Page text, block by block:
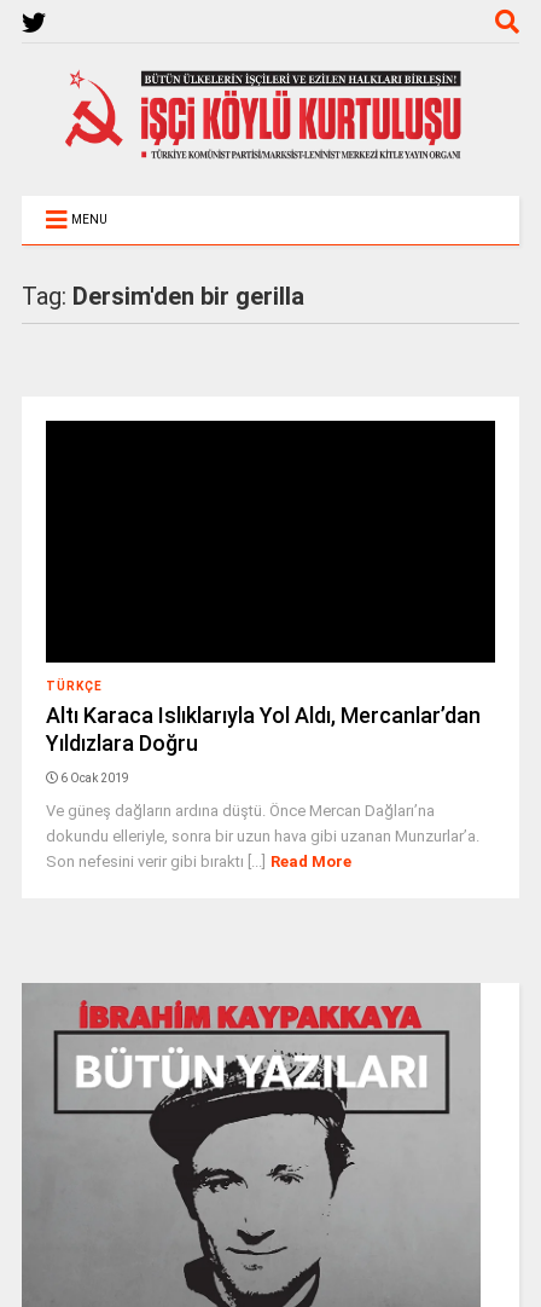
MENU
Tag: Dersim'den bir gerilla
TÜRKÇE
Altı Karaca Islıklarıyla Yol Aldı, Mercanlar’dan
Yıldızlara Doğru
6 Ocak 2019
Ve güneş dağların ardına düştü. Önce Mercan Dağları’na
dokundu elleriyle, sonra bir uzun hava gibi uzanan Munzurlar’a.
Son nefesini verir gibi bıraktı [...] Read More